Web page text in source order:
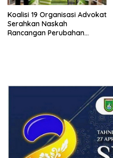
Koalisi 19 Organisasi Advokat
Serahkan Naskah
Rancangan Perubahan